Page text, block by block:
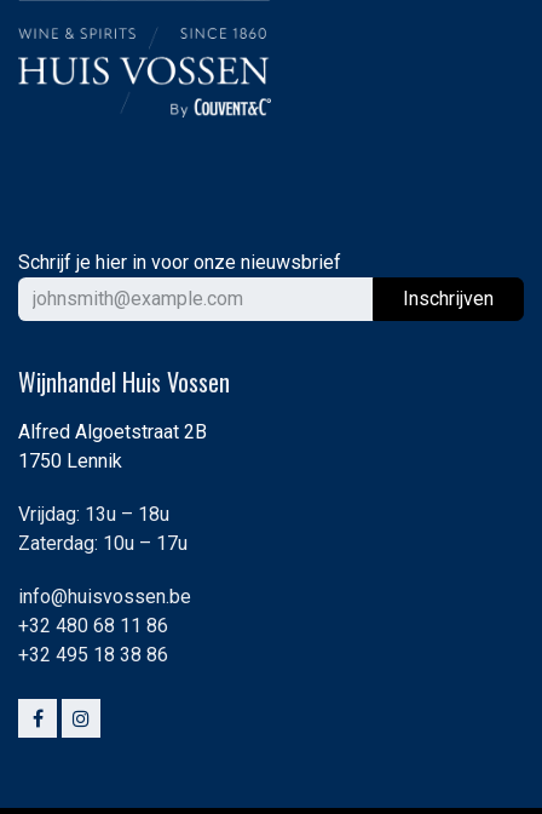
Schrijf je hier in voor onze nieuwsbrief
Inschrijven
Wijnhandel Huis Vossen
Alfred Algoetstraat 2B
1750 Lennik
Vrijdag: 13u – 18u
Zaterdag: 10u – 17u
info@huisvossen.be
+32 480 68 11 86
+32 495 18 38 86